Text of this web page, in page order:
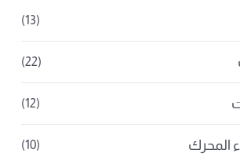
(13)
(22)
(12)
المحرك (10)